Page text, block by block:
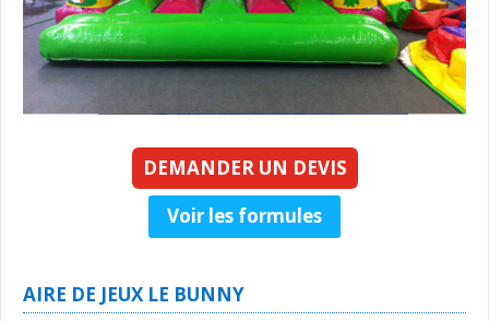
DEMANDER UN DEVIS
Voir les formules
AIRE DE JEUX LE BUNNY